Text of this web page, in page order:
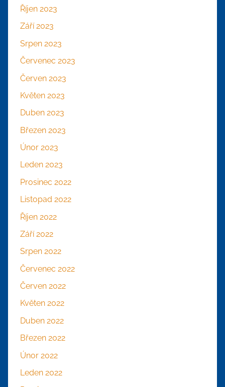
Říjen 2023
Září 2023
Srpen 2023
Červenec 2023
Červen 2023
Květen 2023
Duben 2023
Březen 2023
Únor 2023
Leden 2023
Prosinec 2022
Listopad 2022
Říjen 2022
Září 2022
Srpen 2022
Červenec 2022
Červen 2022
Květen 2022
Duben 2022
Březen 2022
Únor 2022
Leden 2022